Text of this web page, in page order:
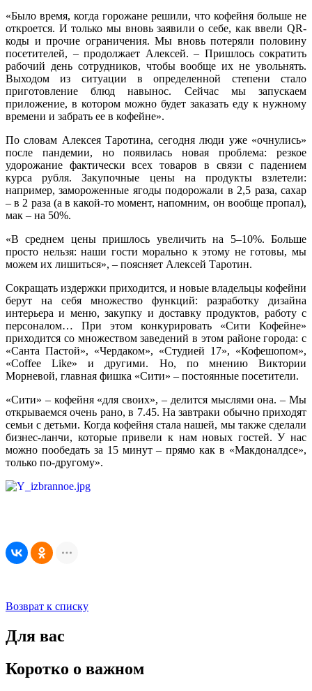
«Было время, когда горожане решили, что кофейня больше не
откроется. И только мы вновь заявили о себе, как ввели QR-
коды и прочие ограничения. Мы вновь потеряли половину
посетителей, – продолжает Алексей. – Пришлось сократить
рабочий день сотрудников, чтобы вообще их не увольнять.
Выходом из ситуации в определенной степени стало
приготовление блюд навынос. Сейчас мы запускаем
приложение, в котором можно будет заказать еду к нужному
времени и забрать ее в кофейне».
По словам Алексея Таротина, сегодня люди уже «очнулись»
после пандемии, но появилась новая проблема: резкое
удорожание фактически всех товаров в связи с падением
курса рубля. Закупочные цены на продукты взлетели:
например, замороженные ягоды подорожали в 2,5 раза, сахар
– в 2 раза (а в какой-то момент, напомним, он вообще пропал),
мак – на 50%.
«В среднем цены пришлось увеличить на 5–10%. Больше
просто нельзя: наши гости морально к этому не готовы, мы
можем их лишиться», – поясняет Алексей Таротин.
Сокращать издержки приходится, и новые владельцы кофейни
берут на себя множество функций: разработку дизайна
интерьера и меню, закупку и доставку продуктов, работу с
персоналом… При этом конкурировать «Сити Кофейне»
приходится со множеством заведений в этом районе города: с
«Санта Пастой», «Чердаком», «Студией 17», «Кофешопом»,
«Coffee Like» и другими. Но, по мнению Виктории
Морневой, главная фишка «Сити» – постоянные посетители.
«Сити» – кофейня «для своих», – делится мыслями она. – Мы
открываемся очень рано, в 7.45. На завтраки обычно приходят
семьи с детьми. Когда кофейня стала нашей, мы также сделали
бизнес-ланчи, которые привели к нам новых гостей. У нас
можно пообедать за 15 минут – прямо как в «Макдоналдсе»,
только по-другому».
Возврат к списку
Для вас
Коротко о важном